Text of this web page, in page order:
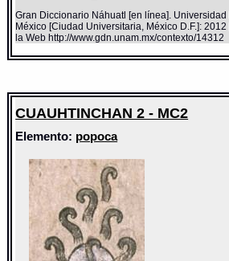
Gran Diccionario Náhuatl [en línea].
México [Ciudad Universitaria, México D.F.]:
la Web http://www.gdn.unam.mx/contexto/14312
CUAUHTINCHAN 2 - MC2
Elemento: popoca